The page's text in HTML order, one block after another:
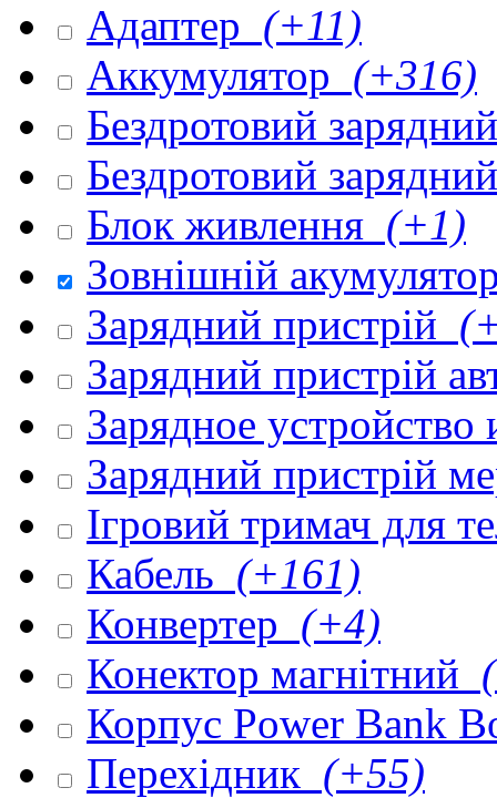
Адаптер (+11)
Аккумулятор (+316)
Бездротовий
Бездротовий
Блок живлення (+1)
Зовнішній
Зарядний пристрій
Зарядний пристрій
Зарядное
Зарядний пристрій
Ігровий тримач для
Кабель (+161)
Конвертер (+4)
Конектор магнітний
Корпус Power Bank
Перехідник (+55)